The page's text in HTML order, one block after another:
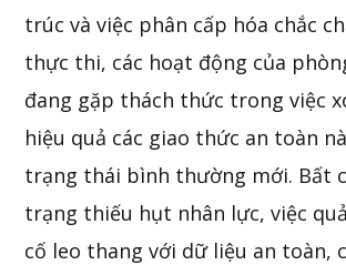
trúc và việc phân cấp hóa chắc
thực thi, các hoạt động của
đang gặp thách thức trong việc
hiệu quả các giao thức an toàn
trạng thái bình thường mới. Bất
trạng thiếu hụt nhân lực, việc
cố leo thang với dữ liệu an toàn,